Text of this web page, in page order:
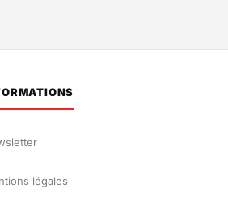
légales